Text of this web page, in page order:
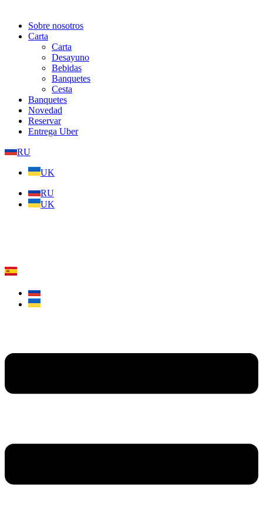
Sobre nosotros
Carta
Carta
Desayuno
Bebidas
Banquetes
Cesta
Banquetes
Novedad
Reservar
Entrega Uber
RU
UK
RU
UK